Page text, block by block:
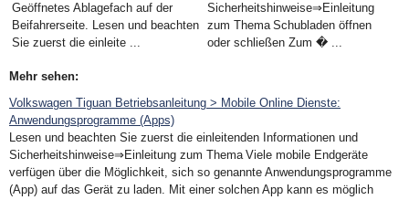
Geöffnetes Ablagefach auf der
Beifahrerseite. Lesen und beachten
Sie zuerst die einleite ...
Sicherheitshinweise⇒Einleitung
zum Thema Schubladen öffnen
oder schließen Zum � ...
Mehr sehen:
Volkswagen Tiguan Betriebsanleitung > Mobile Online Dienste:
Anwendungsprogramme (Apps)
Lesen und beachten Sie zuerst die einleitenden Informationen und
Sicherheitshinweise⇒Einleitung zum Thema Viele mobile Endgeräte
verfügen über die Möglichkeit, sich so genannte Anwendungsprogramme
(App) auf das Gerät zu laden. Mit einer solchen App kann es möglich